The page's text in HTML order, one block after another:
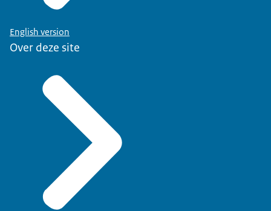
English version
Over deze site